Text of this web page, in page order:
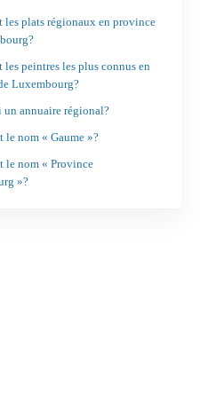
les plats régionaux en province
les peintres les plus connus en
Luxembourg?
un annuaire régional?
le nom « Gaume »?
le nom « Province
»?